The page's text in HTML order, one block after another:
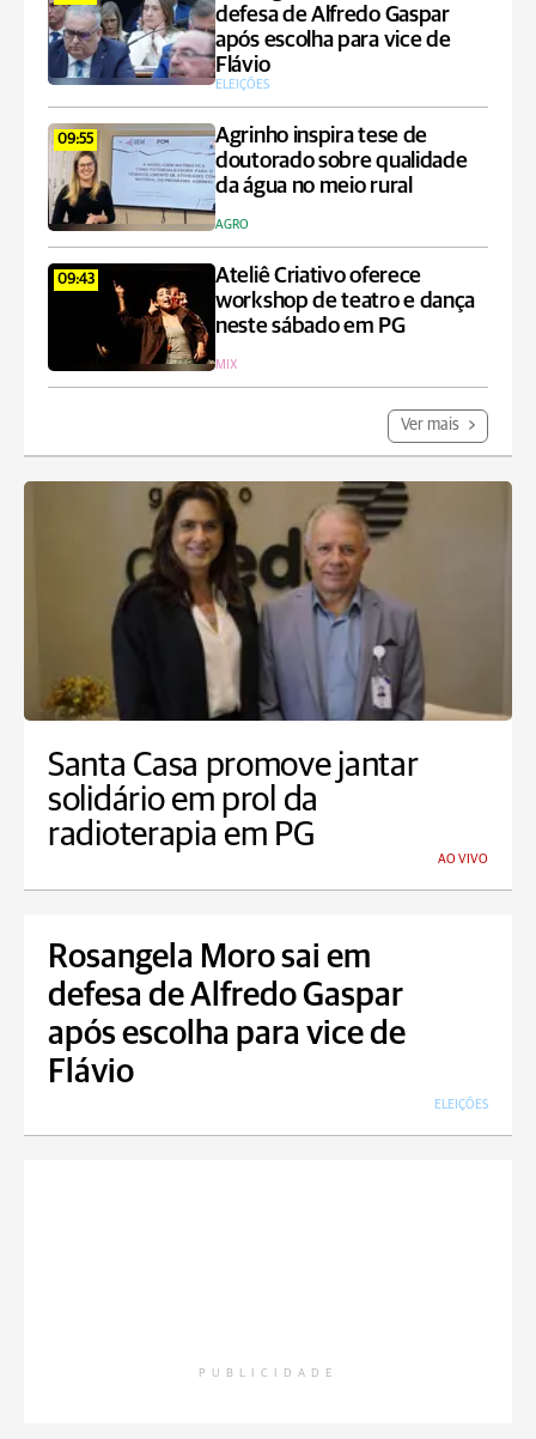
defesa de Alfredo Gaspar
após escolha para vice de
Flávio
ELEIÇÕES
09:55
Agrinho inspira tese de
doutorado sobre qualidade
da água no meio rural
AGRO
09:43
Ateliê Criativo oferece
workshop de teatro e dança
neste sábado em PG
MIX
Ver mais
Santa Casa promove jantar
solidário em prol da
radioterapia em PG
AO VIVO
Rosangela Moro sai em
defesa de Alfredo Gaspar
após escolha para vice de
Flávio
ELEIÇÕES
PUBLICIDADE